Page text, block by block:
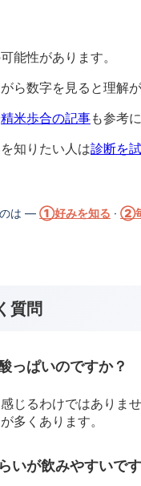
能性があります。
ら数字を見ると理解が
精米歩合の記事も参考
知りたい人は診断を
のは — ①好みを知る · ②
質問
っぱいのですか？
じるわけではありま
多くあります。
いが飲みやすいで